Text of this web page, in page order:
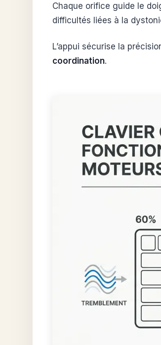
Chaque orifice guide le
difficultés liées à la
L’appui sécurise la
coordination.